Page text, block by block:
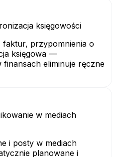
księgowości
faktur, przypomnienia o
księgowa —
eliminuje ręczne
w mediach
i posty w mediach
planowane i